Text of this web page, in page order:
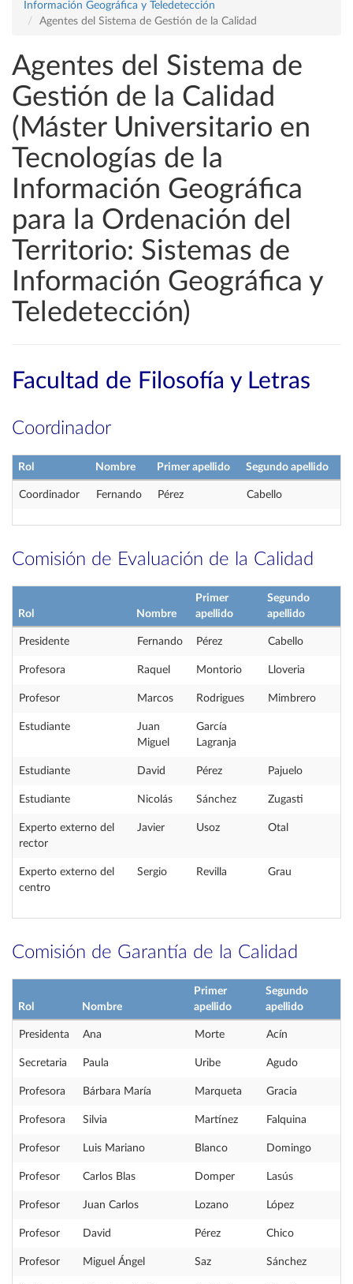
Información Geográfica y Teledetección
Agentes del Sistema de Gestión de la Calidad
Agentes del Sistema de
Gestión de la Calidad
(Máster Universitario en
Tecnologías de la
Información Geográfica
para la Ordenación del
Territorio: Sistemas de
Información Geográfica y
Teledetección)
Facultad de Filosofía y Letras
Coordinador
Rol Nombre Primer apellido Segundo apellido
Coordinador Fernando Pérez Cabello
Comisión de Evaluación de la Calidad
Rol Nombre
Primer
apellido
Segundo
apellido
Presidente Fernando Pérez Cabello
Profesora Raquel Montorio Lloveria
Profesor Marcos Rodrigues Mimbrero
Estudiante
Juan
Miguel
García
Lagranja
Estudiante David Pérez Pajuelo
Estudiante Nicolás Sánchez Zugasti
Experto externo del
rector
Javier Usoz Otal
Experto externo del
centro
Sergio Revilla Grau
Comisión de Garantía de la Calidad
Rol Nombre
Primer
apellido
Segundo
apellido
Presidenta Ana Morte Acín
Secretaria Paula Uribe Agudo
Profesora Bárbara María Marqueta Gracia
Profesora Silvia Martínez Falquina
Profesor Luis Mariano Blanco Domingo
Profesor Carlos Blas Domper Lasús
Profesor Juan Carlos Lozano López
Profesor David Pérez Chico
Profesor Miguel Ángel Saz Sánchez